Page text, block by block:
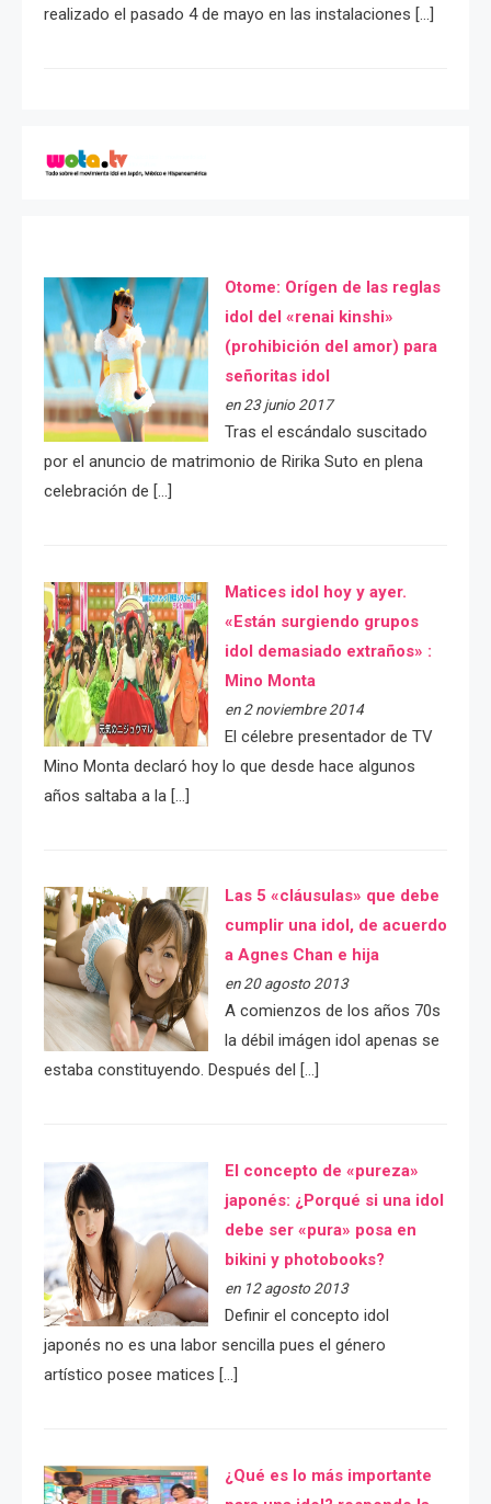
realizado el pasado 4 de mayo en las instalaciones […]
Otome: Orígen de las reglas
idol del «renai kinshi»
(prohibición del amor) para
señoritas idol
en 23 junio 2017
Tras el escándalo suscitado
por el anuncio de matrimonio de Ririka Suto en plena
celebración de […]
Matices idol hoy y ayer.
«Están surgiendo grupos
idol demasiado extraños» :
Mino Monta
en 2 noviembre 2014
El célebre presentador de TV
Mino Monta declaró hoy lo que desde hace algunos
años saltaba a la […]
Las 5 «cláusulas» que debe
cumplir una idol, de acuerdo
a Agnes Chan e hija
en 20 agosto 2013
A comienzos de los años 70s
la débil imágen idol apenas se
estaba constituyendo. Después del […]
El concepto de «pureza»
japonés: ¿Porqué si una idol
debe ser «pura» posa en
bikini y photobooks?
en 12 agosto 2013
Definir el concepto idol
japonés no es una labor sencilla pues el género
artístico posee matices […]
¿Qué es lo más importante